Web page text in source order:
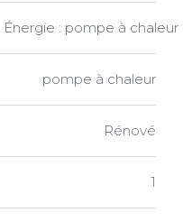
Énergie : pompe à chaleur
pompe à chaleur
Rénové
1